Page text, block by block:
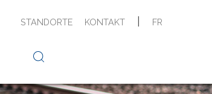
STANDORTE KONTAKT FR